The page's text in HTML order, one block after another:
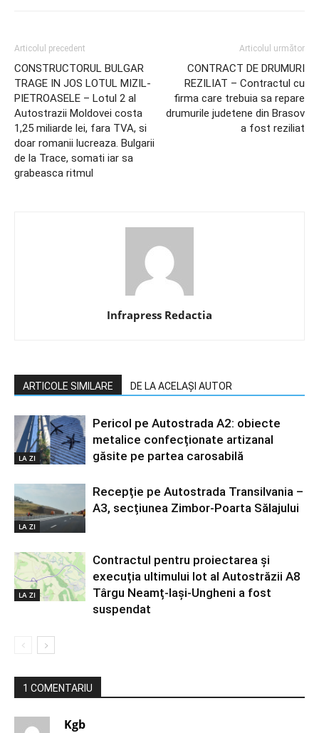
Articolul precedent
CONSTRUCTORUL BULGAR
TRAGE IN JOS LOTUL MIZIL-
PIETROASELE – Lotul 2 al
Autostrazii Moldovei costa
1,25 miliarde lei, fara TVA, si
doar romanii lucreaza. Bulgarii
de la Trace, somati iar sa
grabeasca ritmul
Articolul următor
CONTRACT DE DRUMURI
REZILIAT – Contractul cu
firma care trebuia sa repare
drumurile judetene din Brasov
a fost reziliat
Infrapress Redactia
ARTICOLE SIMILARE DE LA ACELAȘI AUTOR
LA ZI
Pericol pe Autostrada A2: obiecte
metalice confecționate artizanal
găsite pe partea carosabilă
LA ZI
Recepție pe Autostrada Transilvania –
A3, secțiunea Zimbor-Poarta Sălajului
LA ZI
Contractul pentru proiectarea și
execuția ultimului lot al Autostrăzii A8
Târgu Neamț-Iași-Ungheni a fost
suspendat
1 COMENTARIU
Kgb